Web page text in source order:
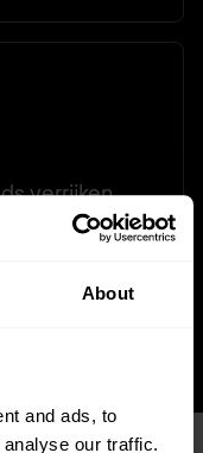
About
and ads, to
our traffic.
verrijken
inclusief —